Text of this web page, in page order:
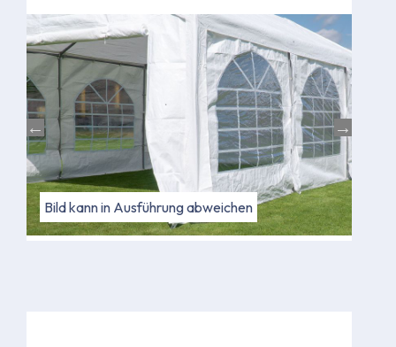
Bild kann in Ausführung abweichen